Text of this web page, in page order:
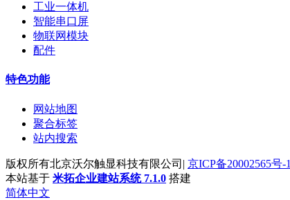
工业一体机
智能串口屏
物联网模块
配件
特色功能
网站地图
聚合标签
站内搜索
版权所有北京沃尔触显科技有限公司| 京ICP备20002565号-1
本站基于 米拓企业建站系统 7.1.0 搭建
简体中文